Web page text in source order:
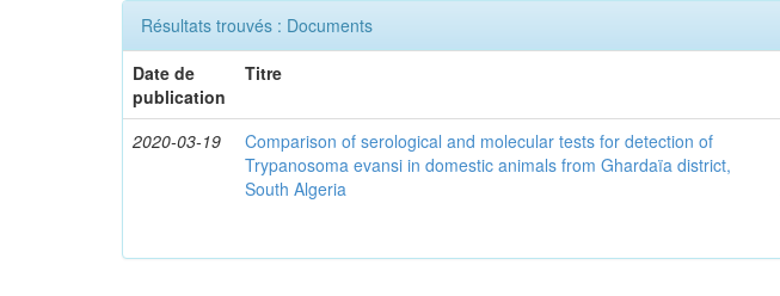
Résultats trouvés : Documents
Date de
publication
Titre
2020-03-19
Comparison of serological and molecular tests for detection of
Trypanosoma evansi in domestic animals from Ghardaïa district,
South Algeria